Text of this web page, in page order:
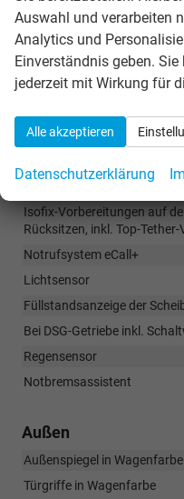
Spurhalteassistent (Lane
Parksensoren hinten
Verkehrszeichenerkennung
Berganfahrassistent
Deaktivierung des
Isofix-Vorbereitungen auf
Rücksitzen, inkl. Top-
Notrufsystem eCall+
Lichtsensor
Füllstandsanzeige der
Bei DSG-Getriebe inkl.
Regensensor
Notbremsassistent
Außen
Außenspiegel in Wagenfarbe
Türgriffe in Wagenfarbe
Auswahl und verarbeiten
Analytics und
Einverständnis geben.
jederzeit mit Wirkung für
Alle akzeptieren
Datenschutzerklärung